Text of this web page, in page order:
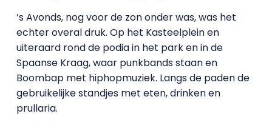
’s Avonds, nog voor de zon onder was, was het
echter overal druk. Op het Kasteelplein en
uiteraard rond de podia in het park en in de
Spaanse Kraag, waar punkbands staan en
Boombap met hiphopmuziek. Langs de paden de
gebruikelijke standjes met eten, drinken en
prullaria.